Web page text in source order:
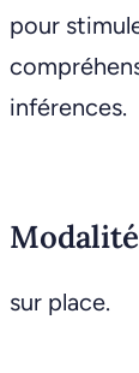
pour
inférences.
sur place.